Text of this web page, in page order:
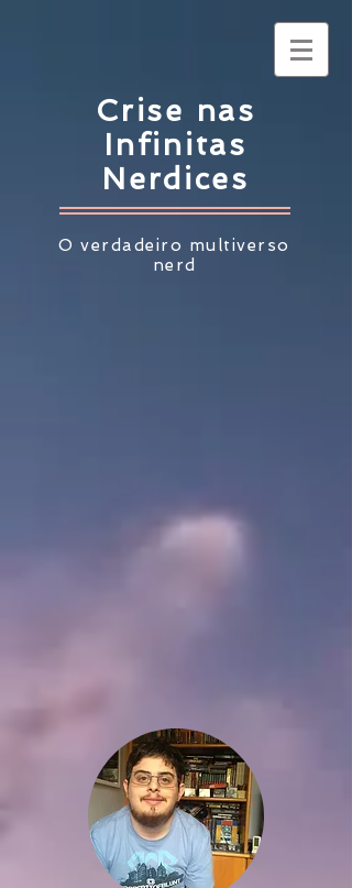
Crise nas
Infinitas
Nerdices
O verdadeiro multiverso
nerd